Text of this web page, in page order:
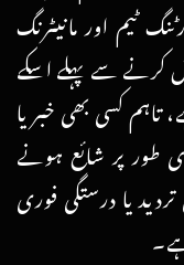
ٹیم اور مانیٹرنگ
کرنے سے پہلے اسکے
تاہم کسی بھی خبر یا
طور پر شائع ہونے
یا درستگی فوری